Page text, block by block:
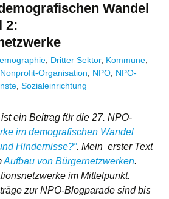
Wandel
2:
Dritter Sektor, Kommune
Nonprofit-Organisation NPO NPO-
Sozialeinrichtung
ein Beitrag für die 27. NPO-
im demografischen Wandel
Hindernisse?”. Mein erster Text
Aufbau von Bürgernetzwerken.
im Mittelpunkt.
zur NPO-Blogparade sind bis